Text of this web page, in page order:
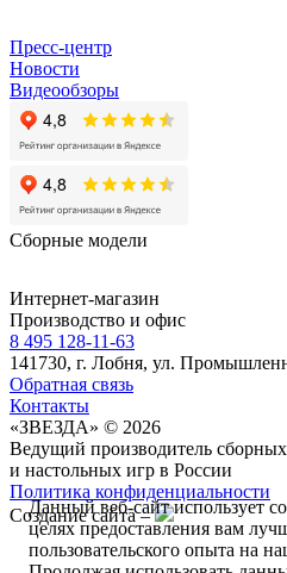
Пресс-центр
Новости
Видеообзоры
Сборные модели
Интернет-магазин
Производство и офис
8 495 128-11-63
141730, г. Лобня, ул.
Обратная связь
Контакты
«ЗВЕЗДА» © 2026
Ведущий производитель
и настольных игр в России
Политика конфиденциальности
Создание сайта –
Данный веб-сайт использует
целях предоставления вам
пользовательского опыта на